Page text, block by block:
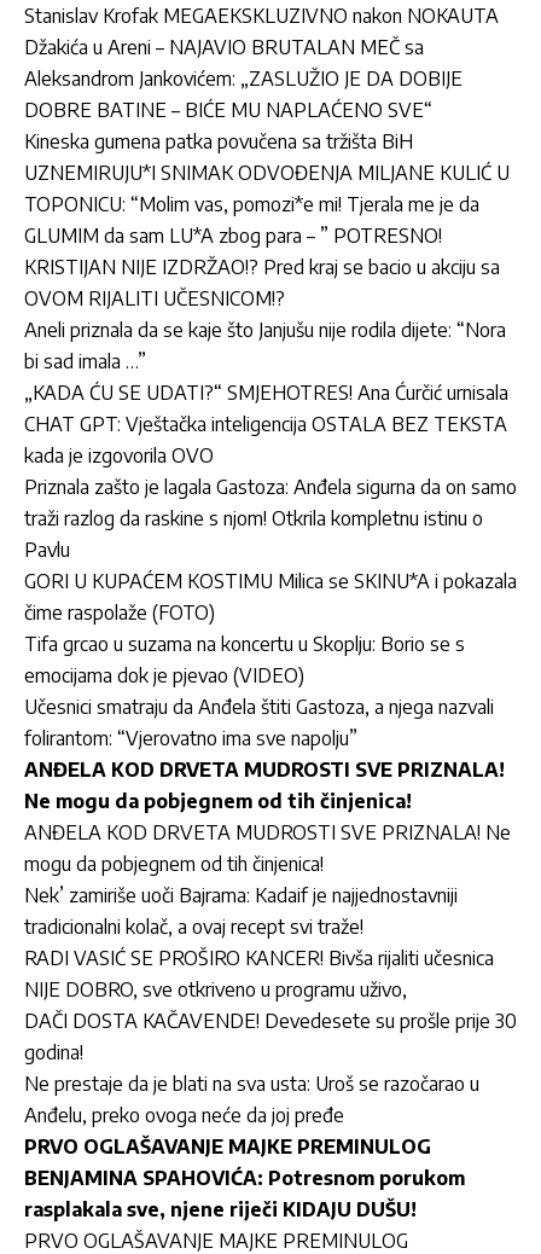
Stanislav Krofak MEGAEKSKLUZIVNO nakon NOKAUTA
Džakića u Areni – NAJAVIO BRUTALAN MEČ sa
Aleksandrom Jankovićem: „ZASLUŽIO JE DA DOBIJE
DOBRE BATINE – BIĆE MU NAPLAĆENO SVE“
Kineska gumena patka povučena sa tržišta BiH
UZNEMIRUJU*I SNIMAK ODVOĐENJA MILJANE KULIĆ U
TOPONICU: “Molim vas, pomozi*e mi! Tjerala me je da
GLUMIM da sam LU*A zbog para – ” POTRESNO!
KRISTIJAN NIJE IZDRŽAO!? Pred kraj se bacio u akciju sa
OVOM RIJALITI UČESNICOM!?
Aneli priznala da se kaje što Janjušu nije rodila dijete: “Nora
bi sad imala …”
„KADA ĆU SE UDATI?“ SMJEHOTRES! Ana Ćurčić urnisala
CHAT GPT: Vještačka inteligencija OSTALA BEZ TEKSTA
kada je izgovorila OVO
Priznala zašto je lagala Gastoza: Anđela sigurna da on samo
traži razlog da raskine s njom! Otkrila kompletnu istinu o
Pavlu
GORI U KUPAĆEM KOSTIMU Milica se SKINU*A i pokazala
čime raspolaže (FOTO)
Tifa grcao u suzama na koncertu u Skoplju: Borio se s
emocijama dok je pjevao (VIDEO)
Učesnici smatraju da Anđela štiti Gastoza, a njega nazvali
folirantom: “Vjerovatno ima sve napolju”
ANĐELA KOD DRVETA MUDROSTI SVE PRIZNALA!
Ne mogu da pobjegnem od tih činjenica!
ANĐELA KOD DRVETA MUDROSTI SVE PRIZNALA! Ne
mogu da pobjegnem od tih činjenica!
Nek’ zamiriše uoči Bajrama: Kadaif je najjednostavniji
tradicionalni kolač, a ovaj recept svi traže!
RADI VASIĆ SE PROŠIRO KANCER! Bivša rijaliti učesnica
NIJE DOBRO, sve otkriveno u programu uživo,
DAČI DOSTA KAČAVENDE! Devedesete su prošle prije 30
godina!
Ne prestaje da je blati na sva usta: Uroš se razočarao u
Anđelu, preko ovoga neće da joj pređe
PRVO OGLAŠAVANJE MAJKE PREMINULOG
BENJAMINA SPAHOVIĆA: Potresnom porukom
rasplakala sve, njene riječi KIDAJU DUŠU!
PRVO OGLAŠAVANJE MAJKE PREMINULOG